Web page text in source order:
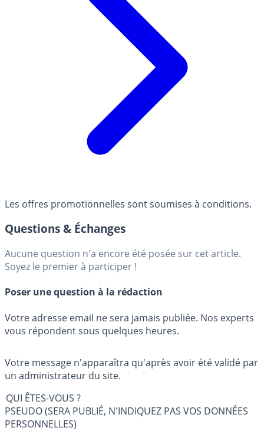
Les offres promotionnelles sont soumises à conditions.
Questions & Échanges
Aucune question n'a encore été posée sur cet article.
Soyez le premier à participer !
Poser une question à la rédaction
Votre adresse email ne sera jamais publiée. Nos experts
vous répondent sous quelques heures.
Votre message n'apparaîtra qu'après avoir été validé par
un administrateur du site.
QUI ÊTES-VOUS ?
PSEUDO (SERA PUBLIÉ, N'INDIQUEZ PAS VOS DONNÉES
PERSONNELLES)